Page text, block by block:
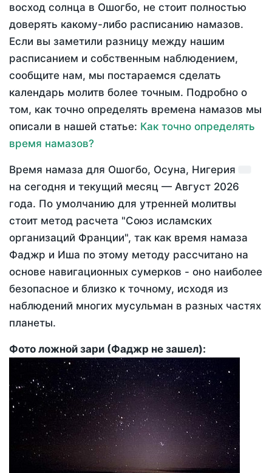
восход солнца в Ошогбо, не стоит полностью
доверять какому-либо расписанию намазов.
Если вы заметили разницу между нашим
расписанием и собственным наблюдением,
сообщите нам, мы постараемся сделать
календарь молитв более точным. Подробно о
том, как точно определять времена намазов мы
описали в нашей статье: Как точно определять
время намазов?
Время намаза для Ошогбо, Осуна, Нигерия
на сегодня и текущий месяц — Август 2026
года. По умолчанию для утренней молитвы
стоит метод расчета "Союз исламских
организаций Франции", так как время намаза
Фаджр и Иша по этому методу рассчитано на
основе навигационных сумерков - оно наиболее
безопасное и близко к точному, исходя из
наблюдений многих мусульман в разных частях
планеты.
Фото ложной зари (Фаджр не зашел):